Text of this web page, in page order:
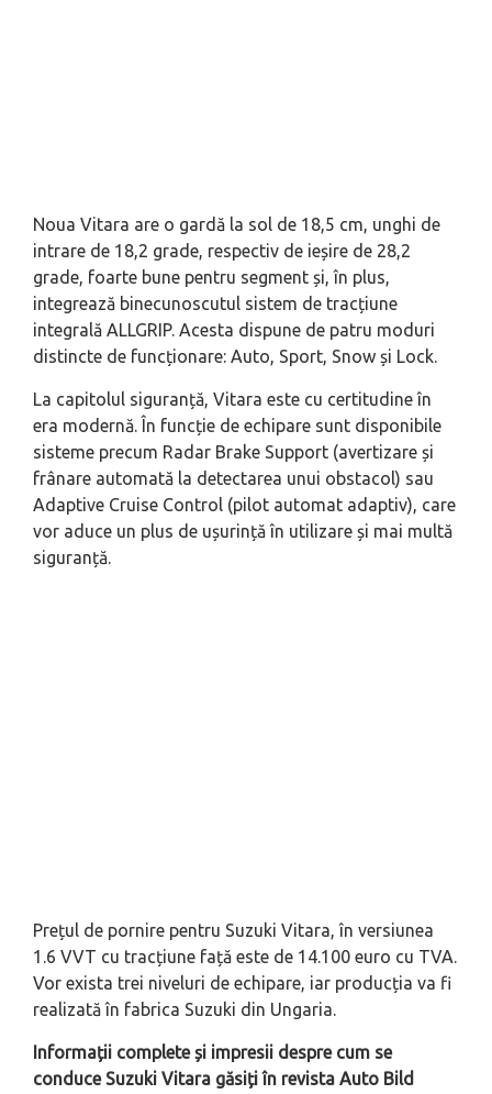
Noua Vitara are o gardă la sol de 18,5 cm, unghi de
intrare de 18,2 grade, respectiv de ieșire de 28,2
grade, foarte bune pentru segment și, în plus,
integrează binecunoscutul sistem de tracțiune
integrală ALLGRIP. Acesta dispune de patru moduri
distincte de funcționare: Auto, Sport, Snow și Lock.
La capitolul siguranță, Vitara este cu certitudine în
era modernă. În funcție de echipare sunt disponibile
sisteme precum Radar Brake Support (avertizare și
frânare automată la detectarea unui obstacol) sau
Adaptive Cruise Control (pilot automat adaptiv), care
vor aduce un plus de ușurință în utilizare și mai multă
siguranță.
Prețul de pornire pentru Suzuki Vitara, în versiunea
1.6 VVT cu tracțiune față este de 14.100 euro cu TVA.
Vor exista trei niveluri de echipare, iar producția va fi
realizată în fabrica Suzuki din Ungaria.
Informații complete și impresii despre cum se
conduce Suzuki Vitara găsiți în revista Auto Bild